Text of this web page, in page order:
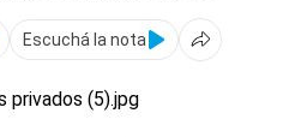
Escuchá la nota